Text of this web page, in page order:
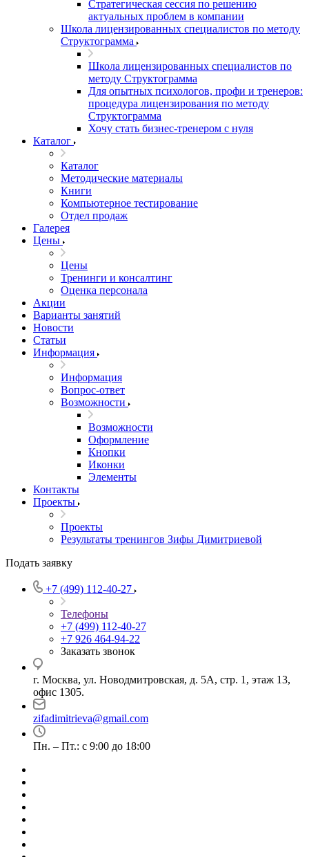
Стратегическая сессия по решению
актуальных проблем в компании
Школа лицензированных специалистов по методу
Структограмма
Школа лицензированных специалистов по
методу Структограмма
Для опытных психологов, профи и тренеров:
процедура лицензирования по методу
Структограмма
Хочу стать бизнес-тренером с нуля
Каталог
Каталог
Методические материалы
Книги
Компьютерное тестирование
Отдел продаж
Галерея
Цены
Цены
Тренинги и консалтинг
Оценка персонала
Акции
Варианты занятий
Новости
Статьи
Информация
Информация
Вопрос-ответ
Возможности
Возможности
Оформление
Кнопки
Иконки
Элементы
Контакты
Проекты
Проекты
Результаты тренингов Зифы Димитриевой
Подать заявку
+7 (499) 112-40-27
Телефоны
+7 (499) 112-40-27
+7 926 464-94-22
Заказать звонок
г. Москва, ул. Новодмитровская, д. 5А, стр. 1, этаж 13,
офис 1305.
zifadimitrieva@gmail.com
Пн. – Пт.: с 9:00 до 18:00